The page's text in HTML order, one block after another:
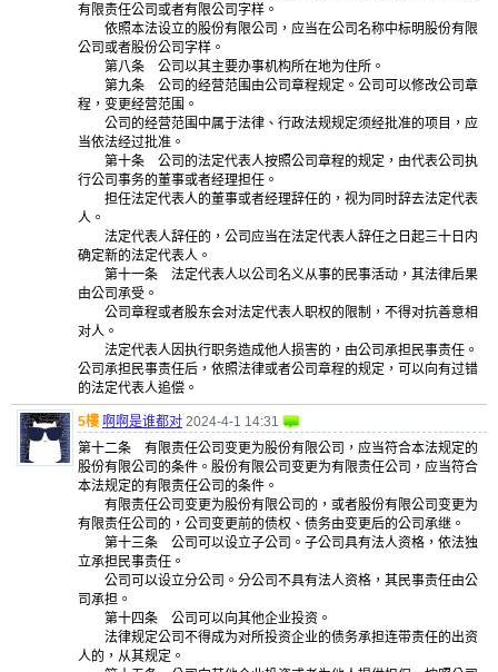
有限责任公司或者有限公司字样。
依照本法设立的股份有限公司，应当在公司名称中标明股份有限
公司或者股份公司字样。
第八条 公司以其主要办事机构所在地为住所。
第九条 公司的经营范围由公司章程规定。公司可以修改公司章
程，变更经营范围。
公司的经营范围中属于法律、行政法规规定须经批准的项目，应
当依法经过批准。
第十条 公司的法定代表人按照公司章程的规定，由代表公司执
行公司事务的董事或者经理担任。
担任法定代表人的董事或者经理辞任的，视为同时辞去法定代表
人。
法定代表人辞任的，公司应当在法定代表人辞任之日起三十日内
确定新的法定代表人。
第十一条 法定代表人以公司名义从事的民事活动，其法律后果
由公司承受。
公司章程或者股东会对法定代表人职权的限制，不得对抗善意相
对人。
法定代表人因执行职务造成他人损害的，由公司承担民事责任。
公司承担民事责任后，依照法律或者公司章程的规定，可以向有过错
的法定代表人追偿。
5樓 啊啊是谁都对 2024-4-1 14:31
第十二条 有限责任公司变更为股份有限公司，应当符合本法规定的
股份有限公司的条件。股份有限公司变更为有限责任公司，应当符合
本法规定的有限责任公司的条件。
有限责任公司变更为股份有限公司的，或者股份有限公司变更为
有限责任公司的，公司变更前的债权、债务由变更后的公司承继。
第十三条 公司可以设立子公司。子公司具有法人资格，依法独
立承担民事责任。
公司可以设立分公司。分公司不具有法人资格，其民事责任由公
司承担。
第十四条 公司可以向其他企业投资。
法律规定公司不得成为对所投资企业的债务承担连带责任的出资
人的，从其规定。